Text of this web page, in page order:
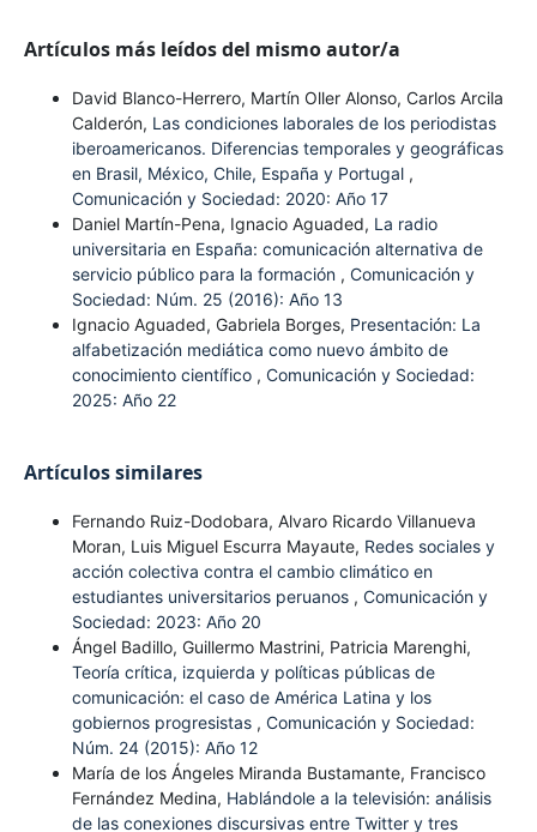
Artículos más leídos del mismo autor/a
David Blanco-Herrero, Martín Oller Alonso, Carlos Arcila
Calderón, Las condiciones laborales de los periodistas
iberoamericanos. Diferencias temporales y geográficas
en Brasil, México, Chile, España y Portugal ,
Comunicación y Sociedad: 2020: Año 17
Daniel Martín-Pena, Ignacio Aguaded, La radio
universitaria en España: comunicación alternativa de
servicio público para la formación , Comunicación y
Sociedad: Núm. 25 (2016): Año 13
Ignacio Aguaded, Gabriela Borges, Presentación: La
alfabetización mediática como nuevo ámbito de
conocimiento científico , Comunicación y Sociedad:
2025: Año 22
Artículos similares
Fernando Ruiz-Dodobara, Alvaro Ricardo Villanueva
Moran, Luis Miguel Escurra Mayaute, Redes sociales y
acción colectiva contra el cambio climático en
estudiantes universitarios peruanos , Comunicación y
Sociedad: 2023: Año 20
Ángel Badillo, Guillermo Mastrini, Patricia Marenghi,
Teoría crítica, izquierda y políticas públicas de
comunicación: el caso de América Latina y los
gobiernos progresistas , Comunicación y Sociedad:
Núm. 24 (2015): Año 12
María de los Ángeles Miranda Bustamante, Francisco
Fernández Medina, Hablándole a la televisión: análisis
de las conexiones discursivas entre Twitter y tres